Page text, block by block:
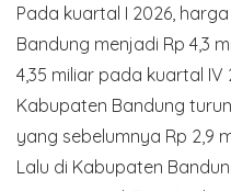
Pada kuartal I 2026,
Bandung menjadi Rp 4,3
4,35 miliar pada kuartal
Kabupaten Bandung
yang sebelumnya Rp 2,9
Lalu di Kabupaten